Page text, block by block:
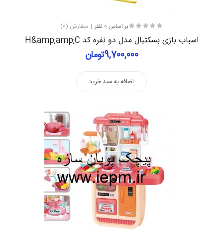
بر اساس 0 نظر سفارش (0)
اسباب بازی بسکتبال مدل دو نفره کد H&amp;amp;C
9,700,000تومان
اضافه به سبد خرید